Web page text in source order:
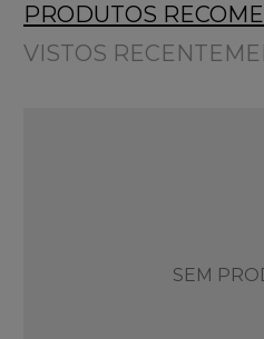
PRODUTOS
VISTOS
SEM